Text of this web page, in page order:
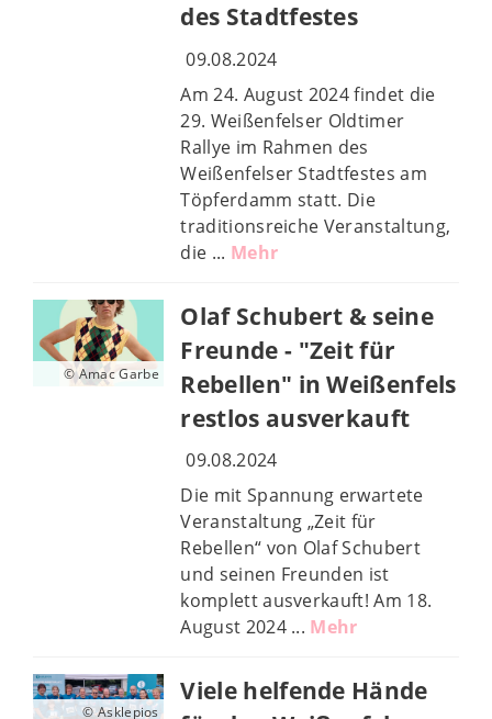
des Stadtfestes
09.08.2024
Am 24. August 2024 findet die
29. Weißenfelser Oldtimer
Rallye im Rahmen des
Weißenfelser Stadtfestes am
Töpferdamm statt. Die
traditionsreiche Veranstaltung,
die ... Mehr
© Amac Garbe
Olaf Schubert & seine
Freunde - "Zeit für
Rebellen" in Weißenfels
restlos ausverkauft
09.08.2024
Die mit Spannung erwartete
Veranstaltung „Zeit für
Rebellen“ von Olaf Schubert
und seinen Freunden ist
komplett ausverkauft! Am 18.
August 2024 ... Mehr
© Asklepios
Viele helfende Hände